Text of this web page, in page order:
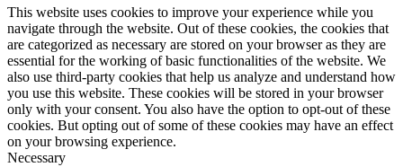
This website uses cookies to improve your experience while you
navigate through the website. Out of these cookies, the cookies that
are categorized as necessary are stored on your browser as they are
essential for the working of basic functionalities of the website. We
also use third-party cookies that help us analyze and understand how
you use this website. These cookies will be stored in your browser
only with your consent. You also have the option to opt-out of these
cookies. But opting out of some of these cookies may have an effect
on your browsing experience.
Necessary